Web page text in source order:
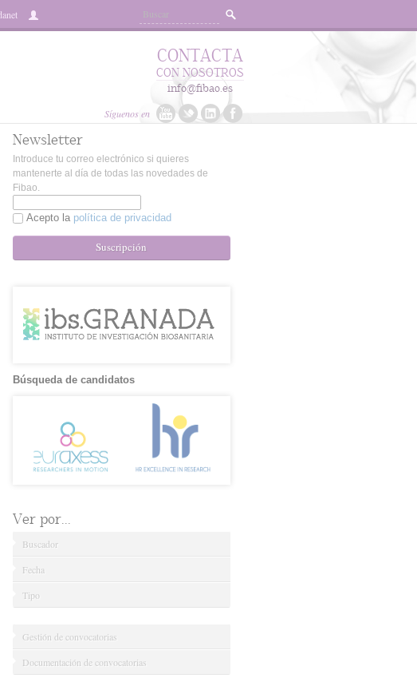
Síguenos en
CONTACTA
CON NOSOTROS
info@fibao.es
Newsletter
Introduce tu correo electrónico si quieres
mantenerte al día de todas las novedades de
Fibao.
Acepto la política de privacidad
Suscripción
Búsqueda de candidatos
Ver por...
Buscador
Fecha
Tipo
Gestión de convocatorias
Documentación de convocatorias